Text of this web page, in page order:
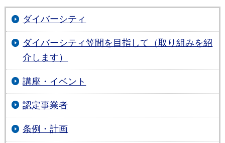
ダイバーシティ
ダイバーシティ笠間を目指して（取り組みを紹
介します）
講座・イベント
認定事業者
条例・計画